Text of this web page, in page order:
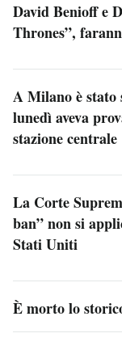
David Benioff e
Thrones”,
A Milano è stato
lunedì aveva
stazione centrale
La Corte
ban” non si
Stati Uniti
È morto lo